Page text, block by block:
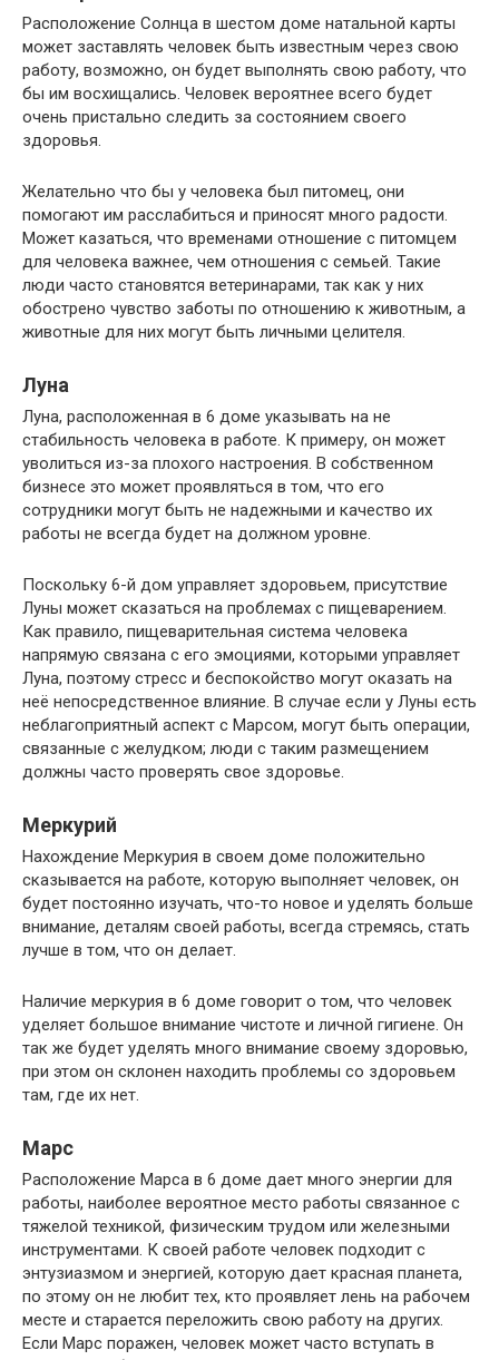
Расположение Солнца в шестом доме натальной карты
может заставлять человек быть известным через свою
работу, возможно, он будет выполнять свою работу, что
бы им восхищались. Человек вероятнее всего будет
очень пристально следить за состоянием своего
здоровья.
Желательно что бы у человека был питомец, они
помогают им расслабиться и приносят много радости.
Может казаться, что временами отношение с питомцем
для человека важнее, чем отношения с семьей. Такие
люди часто становятся ветеринарами, так как у них
обострено чувство заботы по отношению к животным, а
животные для них могут быть личными целителя.
Луна
Луна, расположенная в 6 доме указывать на не
стабильность человека в работе. К примеру, он может
уволиться из-за плохого настроения. В собственном
бизнесе это может проявляться в том, что его
сотрудники могут быть не надежными и качество их
работы не всегда будет на должном уровне.
Поскольку 6-й дом управляет здоровьем, присутствие
Луны может сказаться на проблемах с пищеварением.
Как правило, пищеварительная система человека
напрямую связана с его эмоциями, которыми управляет
Луна, поэтому стресс и беспокойство могут оказать на
неё непосредственное влияние. В случае если у Луны есть
неблагоприятный аспект с Марсом, могут быть операции,
связанные с желудком; люди с таким размещением
должны часто проверять свое здоровье.
Меркурий
Нахождение Меркурия в своем доме положительно
сказывается на работе, которую выполняет человек, он
будет постоянно изучать, что-то новое и уделять больше
внимание, деталям своей работы, всегда стремясь, стать
лучше в том, что он делает.
Наличие меркурия в 6 доме говорит о том, что человек
уделяет большое внимание чистоте и личной гигиене. Он
так же будет уделять много внимание своему здоровью,
при этом он склонен находить проблемы со здоровьем
там, где их нет.
Марс
Расположение Марса в 6 доме дает много энергии для
работы, наиболее вероятное место работы связанное с
тяжелой техникой, физическим трудом или железными
инструментами. К своей работе человек подходит с
энтузиазмом и энергией, которую дает красная планета,
по этому он не любит тех, кто проявляет лень на рабочем
месте и старается переложить свою работу на других.
Если Марс поражен, человек может часто вступать в